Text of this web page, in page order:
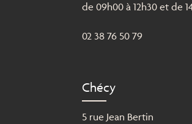
de 09h00 à 12h30 et de
02 38 76 50 79
Chécy
5 rue Jean Bertin